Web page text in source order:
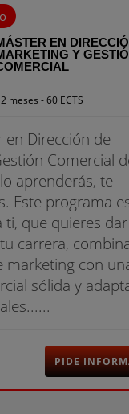
EN
Y
meses - 60 ECTS
en Dirección de
Comercial
aprenderás, te
Este programa
ti, que quieres
carrera,
marketing con
sólida y
PIDE